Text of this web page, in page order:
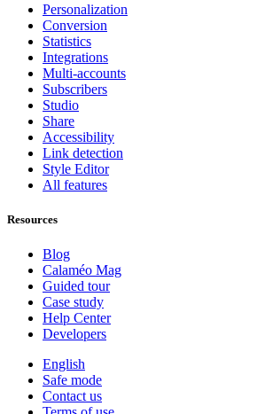
Personalization
Conversion
Statistics
Integrations
Multi-accounts
Subscribers
Studio
Share
Accessibility
Link detection
Style Editor
All features
Resources
Blog
Calaméo Mag
Guided tour
Case study
Help Center
Developers
English
Safe mode
Contact us